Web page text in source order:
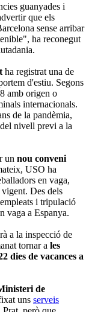
guanyades i
que els
sense arribar
ha reconegut
ha registrat una de
d'estiu. Segons
amb origen o
internacionals.
de la pandèmia,
nivell previ a la
un nou conveni
USO ha
en vaga,
Des dels
i tripulació
vaga a Espanya.
a la inspecció de
tornar a les
dies de vacances a
de
uns serveis